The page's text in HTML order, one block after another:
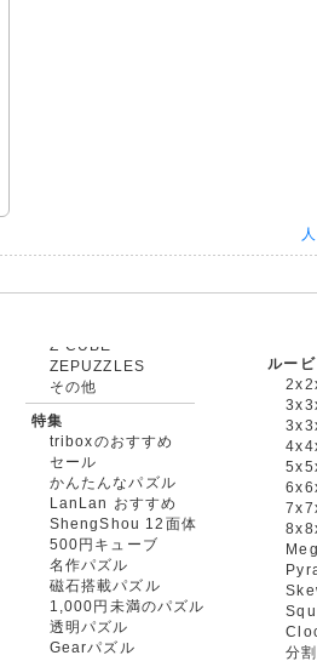
ZEPUZZLES
その他
特集
triboxのおすすめ
セール
かんたんなパズル
LanLan おすすめ
ShengShou 12面体
500円キューブ
名作パズル
磁石搭載パズル
1,000円未満のパズル
透明パズル
Gearパズル
ルー
分